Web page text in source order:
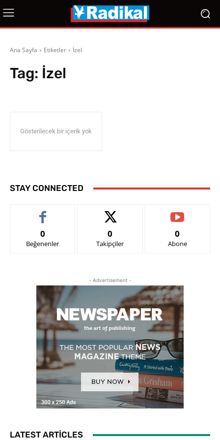
Ana Sayfa Etiketler İzel
Tag: İzel
Gösterilecek bir içerik yok
STAY CONNECTED
0
Beğenenler
0
Takipçiler
0
Abone
- Advertisement -
LATEST ARTICLES